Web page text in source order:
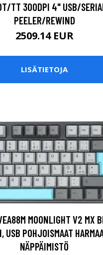
TT 300DPI 4" USB/
PEELER/REWIND
2509.14 EUR
LISÄTIETOJA
MOONLIGHT V2 MX
USB POHJOISMAAT
NÄPPÄIMISTÖ